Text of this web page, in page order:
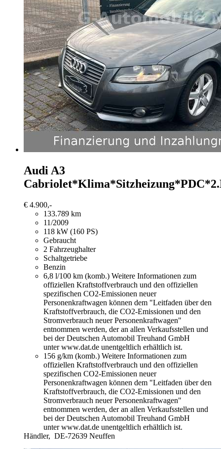
Audi A3
€ 4.900,-
133.789 km
11/2009
118 kW (160 PS)
Gebraucht
2 Fahrzeughalter
Schaltgetriebe
Benzin
6,8 l/100 km (komb.) Weitere Informationen zum
offiziellen Kraftstoffverbrauch und den offiziellen
spezifischen CO2-Emissionen neuer
Personenkraftwagen können dem "Leitfaden über den
Kraftstoffverbrauch, die CO2-Emissionen und den
Stromverbrauch neuer Personenkraftwagen"
entnommen werden, der an allen Verkaufsstellen und
bei der Deutschen Automobil Treuhand GmbH
unter www.dat.de unentgeltlich erhältlich ist.
156 g/km (komb.) Weitere Informationen zum
offiziellen Kraftstoffverbrauch und den offiziellen
spezifischen CO2-Emissionen neuer
Personenkraftwagen können dem "Leitfaden über den
Kraftstoffverbrauch, die CO2-Emissionen und den
Stromverbrauch neuer Personenkraftwagen"
entnommen werden, der an allen Verkaufsstellen und
bei der Deutschen Automobil Treuhand GmbH
unter www.dat.de unentgeltlich erhältlich ist.
Händler, DE-72639 Neuffen